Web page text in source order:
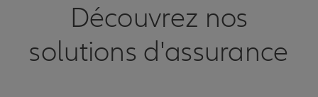
Découvrez nos
solutions d'assurance